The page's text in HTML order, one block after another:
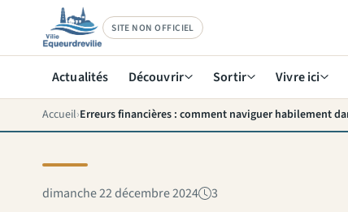
SITE NON OFFICIEL
Actualités Découvrir Sortir Vivre ici
Accueil
dimanche 22 décembre 2024 3